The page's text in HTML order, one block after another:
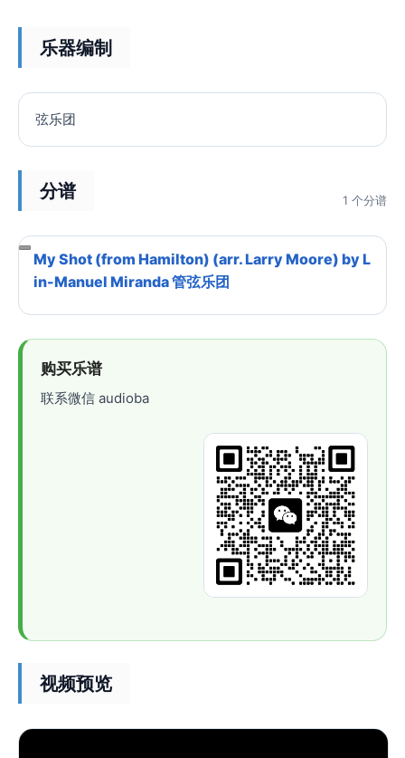
乐器编制
弦乐团
分谱 1 个分谱
My Shot (from Hamilton) (arr. Larry Moore) by L
in-Manuel Miranda 管弦乐团
购买乐谱
联系微信 audioba
视频预览